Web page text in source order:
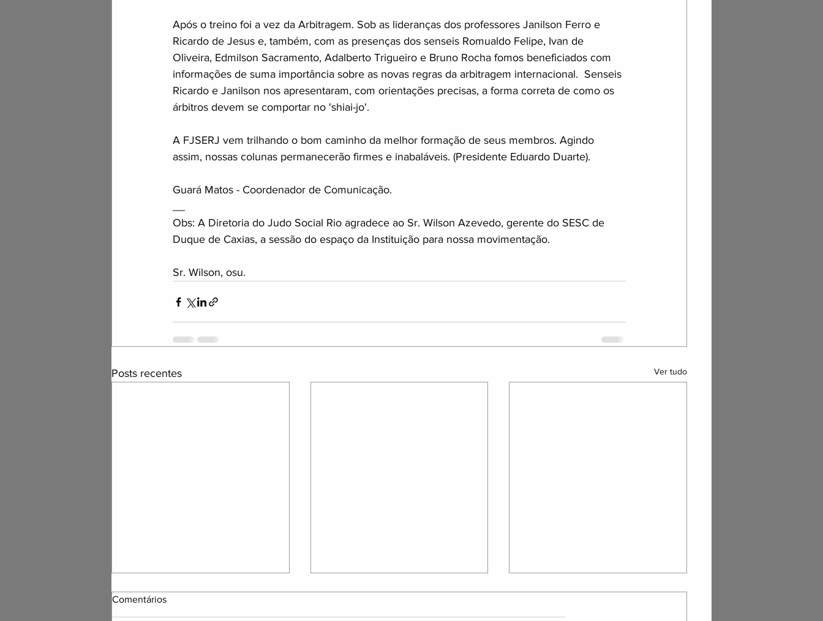
Após o treino foi a vez da Arbitragem. Sob as lideranças dos professores Janilson Ferro e
Ricardo de Jesus e, também, com as presenças dos senseis Romualdo Felipe, Ivan de
Oliveira, Edmilson Sacramento, Adalberto Trigueiro e Bruno Rocha fomos beneficiados com
informações de suma importância sobre as novas regras da arbitragem internacional.  Senseis
Ricardo e Janilson nos apresentaram, com orientações precisas, a forma correta de como os
árbitros devem se comportar no 'shiai-jo'.
A FJSERJ vem trilhando o bom caminho da melhor formação de seus membros. Agindo
assim, nossas colunas permanecerão firmes e inabaláveis. (Presidente Eduardo Duarte).
Guará Matos - Coordenador de Comunicação.
Obs: A Diretoria do Judo Social Rio agradece ao Sr. Wilson Azevedo, gerente do SESC de
Duque de Caxias, a sessão do espaço da Instituição para nossa movimentação.
Sr. Wilson, osu.
Posts recentes Ver tudo
Comentários